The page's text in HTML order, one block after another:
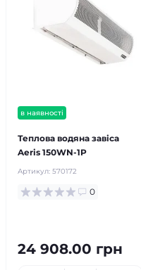
в наявності
Теплова водяна завіса
Aeris 150WN-1P
Артикул: 570172
0
24 908.00 грн